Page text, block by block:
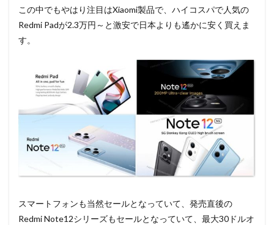
この中でもやはり注目はXiaomi製品で、ハイコスパで人気の
Redmi Padが2.3万円～と激安で日本よりも遙かに安く買えま
す。
スマートフォンも当然セールとなっていて、発売直後の
Redmi Note12シリーズもセールとなっていて、最大30ドルオ